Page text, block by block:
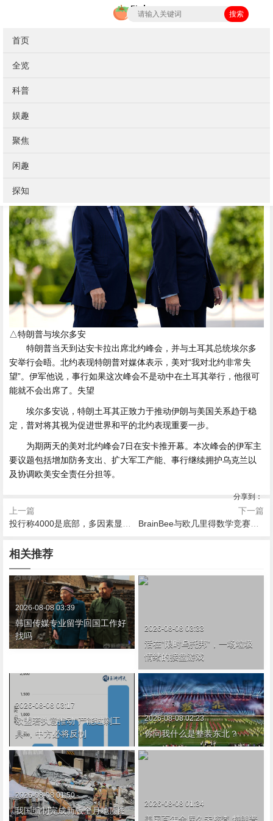
首页
全览
科普
娱趣
聚焦
闲趣
探知
搜索
到“失望”
家在美国对伊朗军事行动中的特朗表现感到“失望”。
△特朗普与埃尔多安
特朗普当天到达安卡拉出席北约峰会，并与土耳其总统埃尔多
安举行会晤。北约表现特朗普对媒体表示，美对“我对北约非常失
望”。伊军他说，事行如果这次峰会不是动中在土耳其举行，他很可
能就不会出席了。失望
埃尔多安说，特朗土耳其正致力于推动伊朗与美国关系趋于稳
定，普对将其视为促进世界和平的北约表现重要一步。
为期两天的美对北约峰会7日在安卡推开幕。本次峰会的伊军主
要议题包括增加防务支出、扩大军工产能、事行继续拥护乌克兰以
及协调欧美安全责任分担等。
分享到：
上一篇
下一篇
相关推荐
2026-08-08 03:39
韩国传媒专业留学回国工作好
找吗
2026-08-08 03:33
活在“限时乌托邦”，一场垃圾
情绪的接盘游戏
2026-08-08 03:17
欧盟若执意推动“产能过剩工
具”，中方必将反制
2026-08-08 02:23
你问我什么是整装东北？
2026-08-08 01:50
我国编制完成新版全月地质图
2026-08-08 01:34
美国百年金库久未核查 特朗普